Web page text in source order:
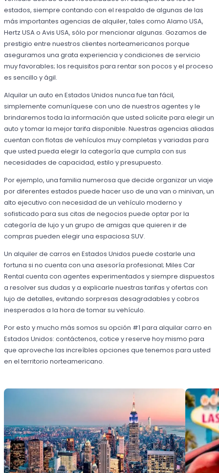
estados, siempre contando con el respaldo de algunas de las
más importantes agencias de alquiler, tales como Alamo USA,
Hertz USA o Avis USA, sólo por mencionar algunas. Gozamos de
prestigio entre nuestros clientes norteamericanos porque
aseguramos una grata experiencia y condiciones de servicio
muy favorables; los requisitos para rentar son pocos y el proceso
es sencillo y ágil.
Alquilar un auto en Estados Unidos nunca fue tan fácil,
simplemente comuníquese con uno de nuestros agentes y le
brindaremos toda la información que usted solicite para elegir un
auto y tomar la mejor tarifa disponible. Nuestras agencias aliadas
cuentan con flotas de vehículos muy completas y variadas para
que usted pueda elegir la categoría que cumpla con sus
necesidades de capacidad, estilo y presupuesto.
Por ejemplo, una familia numerosa que decide organizar un viaje
por diferentes estados puede hacer uso de una van o minivan, un
alto ejecutivo con necesidad de un vehículo moderno y
sofisticado para sus citas de negocios puede optar por la
categoría de lujo y un grupo de amigas que quieren ir de
compras pueden elegir una espaciosa SUV.
Un alquiler de carros en Estados Unidos puede costarle una
fortuna si no cuenta con una asesoría profesional; Miles Car
Rental cuenta con agentes experimentados y siempre dispuestos
a resolver sus dudas y a explicarle nuestras tarifas y ofertas con
lujo de detalles, evitando sorpresas desagradables y cobros
inesperados a la hora de tomar su vehículo.
Por esto y mucho más somos su opción #1 para alquilar carro en
Estados Unidos: contáctenos, cotice y reserve hoy mismo para
que aproveche las increíbles opciones que tenemos para usted
en el territorio norteamericano.